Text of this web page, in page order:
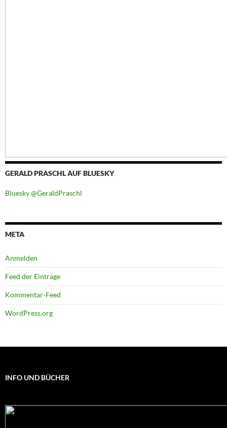
GERALD PRASCHL AUF BLUESKY
Bluesky @GeraldPraschl
META
Anmelden
Feed der Einträge
Kommentar-Feed
WordPress.org
INFO UND BÜCHER